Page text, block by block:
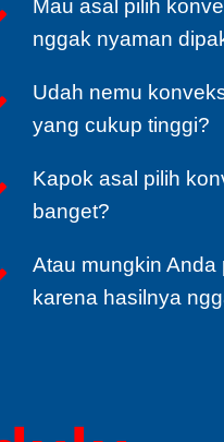
Mau asal pilih
nggak nyaman
Udah nemu
yang cukup tinggi?
Kapok asal pilih
banget?
Atau mungkin
karena hasilnya